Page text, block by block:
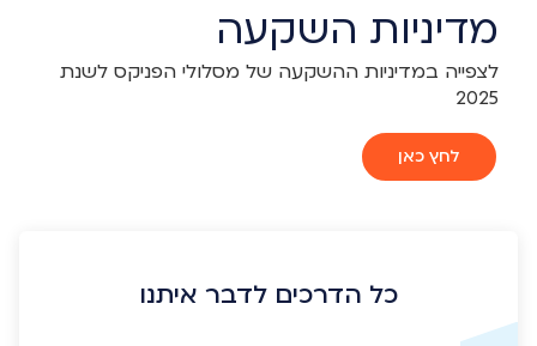
מדיניות השקעה
לצפייה במדיניות ההשקעה של מסלולי הפניקס לשנת
2025
לחץ כאן
כל הדרכים לדבר איתנו